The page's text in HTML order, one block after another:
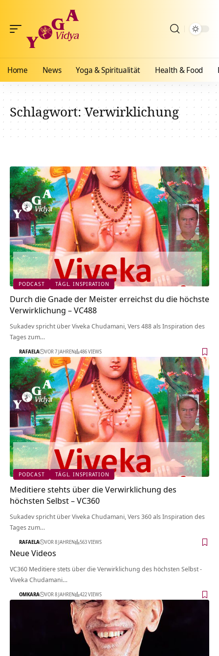
Home News Yoga & Spiritualität Health & Food
Schlagwort:Verwirklichung
PODCAST TÄGL. INSPIRATION
Durch die Gnade der Meister erreichst du die höchste
Verwirklichung – VC488
Sukadev spricht über Viveka Chudamani, Vers 488 als Inspiration des
Tages zum…
RAFAELA VOR 7 JAHREN 486 VIEWS
PODCAST TÄGL. INSPIRATION
Meditiere stehts über die Verwirklichung des
höchsten Selbst – VC360
Sukadev spricht über Viveka Chudamani, Vers 360 als Inspiration des
Tages zum…
RAFAELA VOR 8 JAHREN 563 VIEWS
Neue Videos
VC360 Meditiere stets über die Verwirklichung des höchsten Selbst -
Viveka Chudamani…
OMKARA VOR 8 JAHREN 422 VIEWS